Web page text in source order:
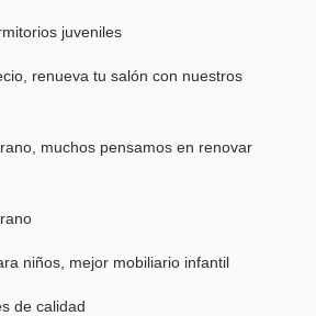
juveniles
renueva tu salón con nuestros
muchos pensamos en renovar
niños, mejor mobiliario infantil
de calidad